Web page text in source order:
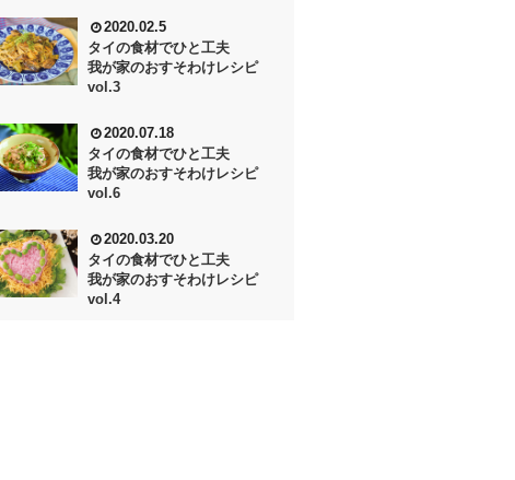
2020.02.5
タイの食材でひと工夫
我が家のおすそわけレシピ
vol.3
2020.07.18
タイの食材でひと工夫
我が家のおすそわけレシピ
vol.6
2020.03.20
タイの食材でひと工夫
我が家のおすそわけレシピ
vol.4